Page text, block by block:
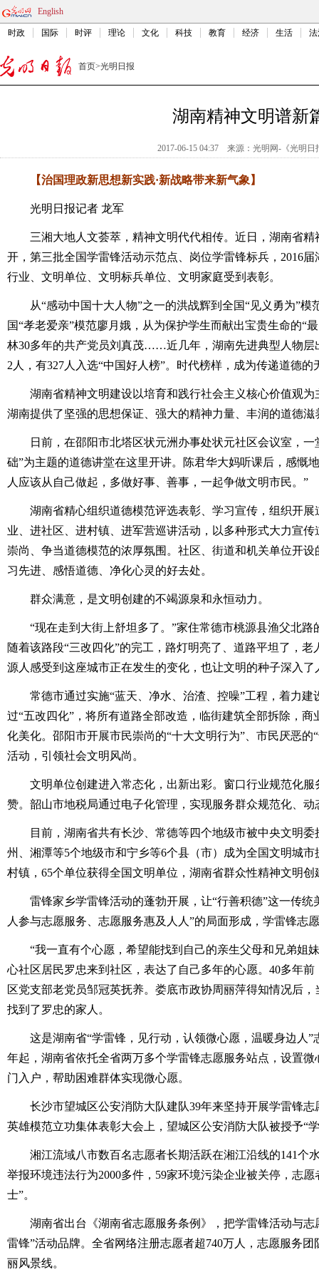
English
时政 国际 时评 理论 文化 科技 教育 经济 生活
首页>光明日报
湖南精神文明谱新
2017-06-15 04:37 来源： 光明网-《光明日
【治国理政新思想新实践·新战略带来新气象】
光明日报记者 龙军
三湘大地人文荟萃，精神文明代代相传。近日，湖南省精
开，第三批全国学雷锋活动示范点、岗位学雷锋标兵，2016
行业、文明单位、文明标兵单位、文明家庭受到表彰。
从“感动中国十大人物”之一的洪战辉到全国“见义勇为”模
国“孝老爱亲”模范廖月娥，从为保护学生而献出宝贵生命的“
林30多年的共产党员刘真茂……近几年，湖南先进典型人物层
2人，有327人入选“中国好人榜”。时代榜样，成为传递道德的
湖南省精神文明建设以培育和践行社会主义核心价值观为
湖南提供了坚强的思想保证、强大的精神力量、丰润的道德
日前，在邵阳市北塔区状元洲办事处状元社区会议室，一
础”为主题的道德讲堂在这里开讲。陈君华大妈听课后，感慨
人应该从自己做起，多做好事、善事，一起争做文明市民。”
湖南省精心组织道德模范评选表彰、学习宣传，组织开展
业、进社区、进村镇、进军营巡讲活动，以多种形式大力宣
崇尚、争当道德模范的浓厚氛围。社区、街道和机关单位开
习先进、感悟道德、净化心灵的好去处。
群众满意，是文明创建的不竭源泉和永恒动力。
“现在走到大街上舒坦多了。”家住常德市桃源县渔父北路
随着该路段“三改四化”的完工，路灯明亮了、道路平坦了，
源人感受到这座城市正在发生的变化，也让文明的种子深入了
常德市通过实施“蓝天、净水、治渣、控噪”工程，着力建
过“五改四化”，将所有道路全部改造，临街建筑全部拆除，
化美化。邵阳市开展市民崇尚的“十大文明行为”、市民厌恶的
活动，引领社会文明风尚。
文明单位创建进入常态化，出新出彩。窗口行业规范化服
赞。韶山市地税局通过电子化管理，实现服务群众规范化、动
目前，湖南省共有长沙、常德等四个地级市被中央文明委
州、湘潭等5个地级市和宁乡等6个县（市）成为全国文明城
村镇，65个单位获得全国文明单位，湖南省群众性精神文明
雷锋家乡学雷锋活动的蓬勃开展，让“行善积德”这一传统
人参与志愿服务、志愿服务惠及人人”的局面形成，学雷锋志
“我一直有个心愿，希望能找到自己的亲生父母和兄弟姐
心社区居民罗忠来到社区，表达了自己多年的心愿。40多年
区党支部老党员邹冠英抚养。娄底市政协周丽萍得知情况后
找到了罗忠的家人。
这是湖南省“学雷锋，见行动，认领微心愿，温暖身边人”
年起，湖南省依托全省两万多个学雷锋志愿服务站点，设置
门入户，帮助困难群体实现微心愿。
长沙市望城区公安消防大队建队39年来坚持开展学雷锋志
英雄模范立功集体表彰大会上，望城区公安消防大队被授予“
湘江流域八市数百名志愿者长期活跃在湘江沿线的141个
举报环境违法行为2000多件，59家环境污染企业被关停，志
士”。
湖南省出台《湖南省志愿服务条例》，把学雷锋活动与志
雷锋”活动品牌。全省网络注册志愿者超740万人，志愿服务
丽风景线。